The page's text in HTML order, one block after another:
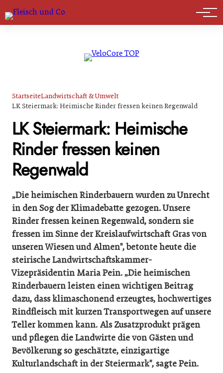
Marktführer
StartseiteLandwirtschaft & Umwelt
LK Steiermark: Heimische Rinder fressen keinen Regenwald
LK Steiermark: Heimische
Rinder fressen keinen
Regenwald
„Die heimischen Rinderbauern wurden zu Unrecht
in den Sog der Klimadebatte gezogen. Unsere
Rinder fressen keinen Regenwald, sondern sie
fressen im Sinne der Kreislaufwirtschaft Gras von
unseren Wiesen und Almen", betonte heute die
steirische Landwirtschaftskammer-
Vizepräsidentin Maria Pein. „Die heimischen
Rinderbauern leisten einen wichtigen Beitrag
dazu, dass klimaschonend erzeugtes, hochwertiges
Rindfleisch mit kurzen Transportwegen auf unsere
Teller kommen kann. Als Zusatzprodukt prägen
und pflegen die Landwirte die von Gästen und
Bevölkerung so geschätzte, einzigartige
Kulturlandschaft in der Steiermark", sagte Pein.